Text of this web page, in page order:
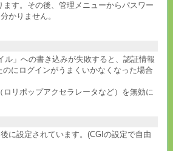
す。その後、管理メニューからパスワー
かりません。
」への書き込みが失敗すると、認証情報
にログインがうまくいかなくなった場合
リポップアクセラレータなど）を無効に
に設定されています。(CGIの設定で自由